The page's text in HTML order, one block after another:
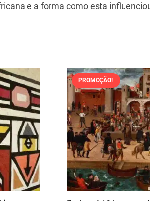
e a forma como esta
PROMOÇÃO!